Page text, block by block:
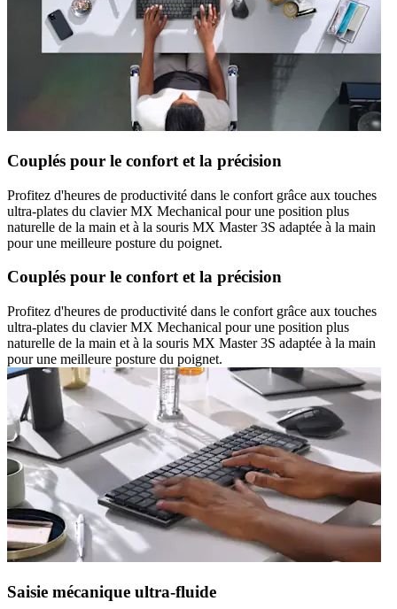
Couplés pour le confort et la précision
Profitez d'heures de productivité dans le confort grâce aux touches
ultra-plates du clavier MX Mechanical pour une position plus
naturelle de la main et à la souris MX Master 3S adaptée à la main
pour une meilleure posture du poignet.
Couplés pour le confort et la précision
Profitez d'heures de productivité dans le confort grâce aux touches
ultra-plates du clavier MX Mechanical pour une position plus
naturelle de la main et à la souris MX Master 3S adaptée à la main
pour une meilleure posture du poignet.
Saisie mécanique ultra-fluide